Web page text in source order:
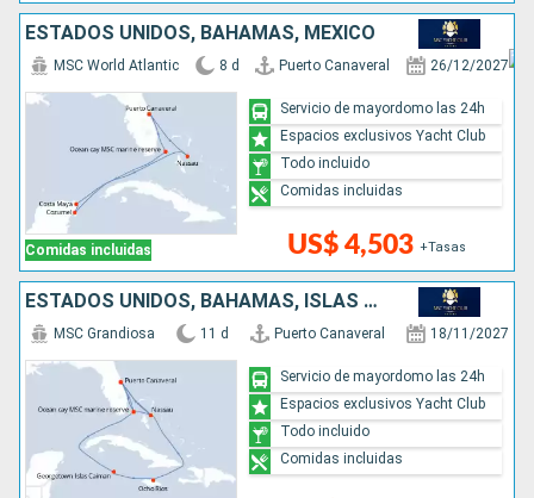
ESTADOS UNIDOS, BAHAMAS, MÉXICO
Comidas incluidas
MSC World Atlantic 8 d Puerto Canaveral 26/12/2027
US$ 4,503 +Tasas
Servicio de mayordomo las 24h
Espacios exclusivos Yacht Club
Todo incluido
Comidas incluidas
ESTADOS UNIDOS, BAHAMAS, ISLAS CAIMÁN, JAMAICA
MSC Grandiosa 11 d Puerto Canaveral 18/11/2027
Servicio de mayordomo las 24h
Espacios exclusivos Yacht Club
Todo incluido
Comidas incluidas